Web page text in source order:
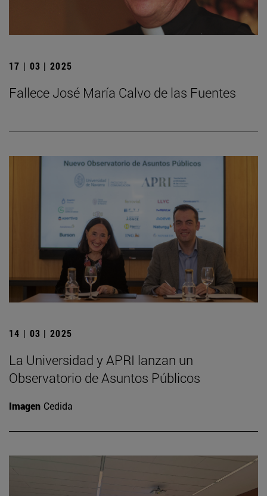
17 | 03 | 2025
Fallece José María Calvo de las Fuentes
14 | 03 | 2025
La Universidad y APRI lanzan un
Observatorio de Asuntos Públicos
Imagen Cedida